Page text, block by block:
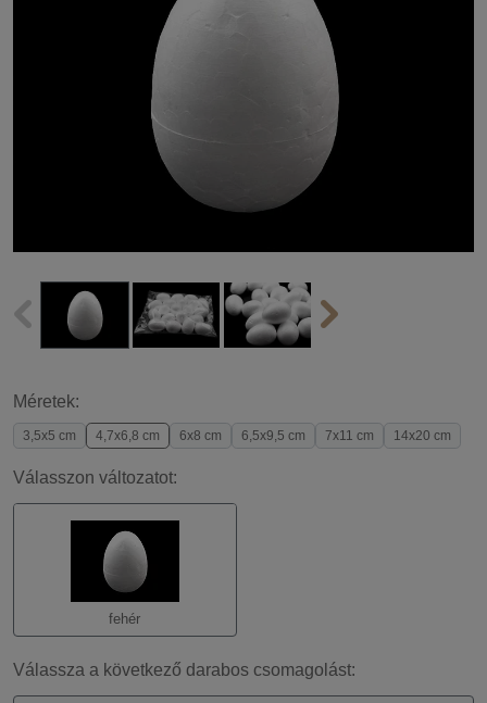
Méretek:
3,5x5 cm 4,7x6,8 cm 6x8 cm 6,5x9,5 cm 7x11 cm 14x20 cm
Válasszon változatot:
fehér
Válassza a következő darabos csomagolást: